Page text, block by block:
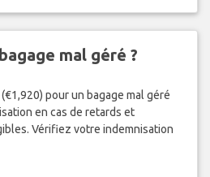
mal géré ?
pour un bagage mal géré
en cas de retards et
Vérifiez votre indemnisation